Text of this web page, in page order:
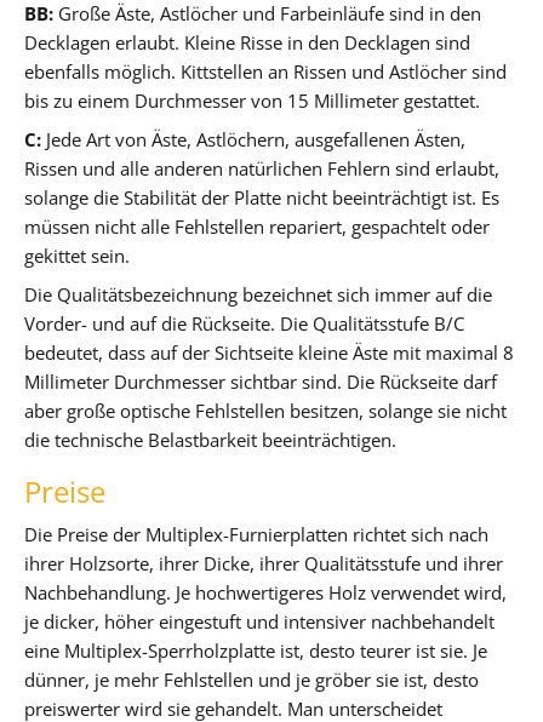
BB: Große Äste, Astlöcher und Farbeinläufe sind in den
Decklagen erlaubt. Kleine Risse in den Decklagen sind
ebenfalls möglich. Kittstellen an Rissen und Astlöcher sind
bis zu einem Durchmesser von 15 Millimeter gestattet.
C: Jede Art von Äste, Astlöchern, ausgefallenen Ästen,
Rissen und alle anderen natürlichen Fehlern sind erlaubt,
solange die Stabilität der Platte nicht beeinträchtigt ist. Es
müssen nicht alle Fehlstellen repariert, gespachtelt oder
gekittet sein.
Die Qualitätsbezeichnung bezeichnet sich immer auf die
Vorder- und auf die Rückseite. Die Qualitätsstufe B/C
bedeutet, dass auf der Sichtseite kleine Äste mit maximal 8
Millimeter Durchmesser sichtbar sind. Die Rückseite darf
aber große optische Fehlstellen besitzen, solange sie nicht
die technische Belastbarkeit beeinträchtigen.
Preise
Die Preise der Multiplex-Furnierplatten richtet sich nach
ihrer Holzsorte, ihrer Dicke, ihrer Qualitätsstufe und ihrer
Nachbehandlung. Je hochwertigeres Holz verwendet wird,
je dicker, höher eingestuft und intensiver nachbehandelt
eine Multiplex-Sperrholzplatte ist, desto teurer ist sie. Je
dünner, je mehr Fehlstellen und je gröber sie ist, desto
preiswerter wird sie gehandelt. Man unterscheidet